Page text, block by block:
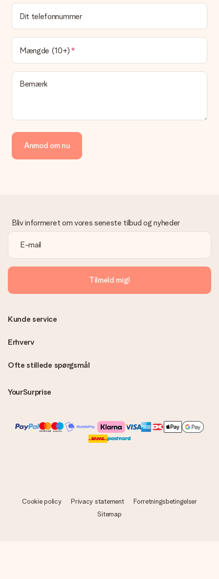
Dit telefonnummer
Mængde (10+)
Bemærk
Anmod om nu
Bliv informeret om vores seneste tilbud og nyheder
Tilmeld mig!
Ofte stillede spørgsmål
YourSurprise
Kunde service
Erhverv
Cookie policy Privacy statement
Forretningsbetingelser
Sitemap